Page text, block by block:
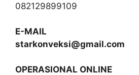
082129899109
E-MAIL
starkonveksi@gmail.com
OPERASIONAL ONLINE